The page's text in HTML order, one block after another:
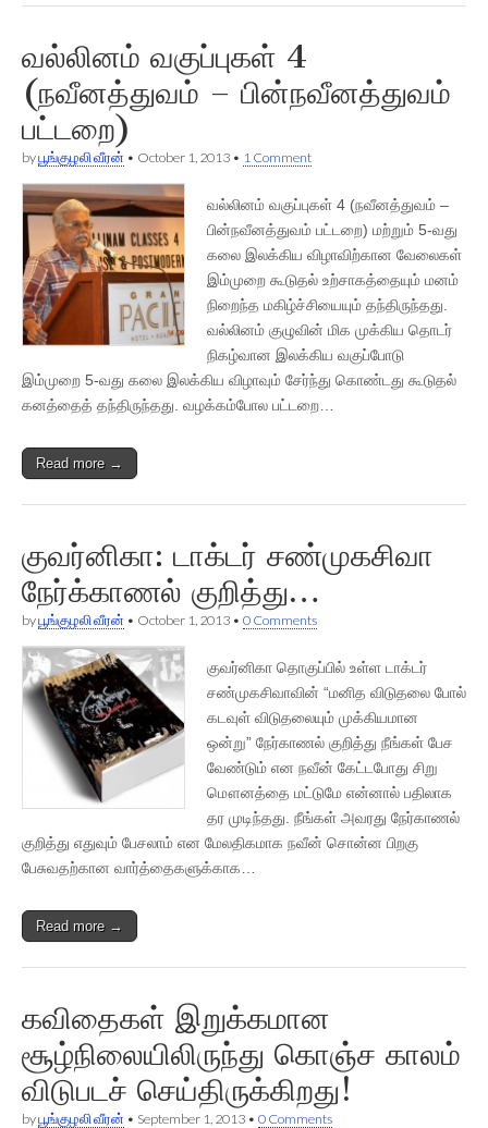
வல்லினம் வகுப்புகள் 4
(நவீனத்துவம் – பின்நவீனத்துவம்
பட்டறை)
byபூங்குழலி வீரன் • October 1, 2013 • 1 Comment
வல்லினம் வகுப்புகள் 4 (நவீனத்துவம் –
பின்நவீனத்துவம் பட்டறை) மற்றும் 5-வது
கலை இலக்கிய விழாவிற்கான வேலைகள்
இம்முறை கூடுதல் உற்சாகத்தையும் மனம்
நிறைந்த மகிழ்ச்சியையும் தந்திருந்தது.
வல்லினம் குழுவின் மிக முக்கிய தொடர்
நிகழ்வான இலக்கிய வகுப்போடு
இம்முறை 5-வது கலை இலக்கிய விழாவும் சேர்ந்து கொண்டது கூடுதல்
கனத்தைத் தந்திருந்தது. வழக்கம்போல பட்டறை…
Read more →
குவர்னிகா: டாக்டர் சண்முகசிவா
நேர்க்காணல் குறித்து…
byபூங்குழலி வீரன் • October 1, 2013 • 0 Comments
குவர்னிகா தொகுப்பில் உள்ள டாக்டர்
சண்முகசிவாவின் “மனித விடுதலை போல்
கடவுள் விடுதலையும் முக்கியமான
ஒன்று” நேர்காணல் குறித்து நீங்கள் பேச
வேண்டும் என நவீன் கேட்டபோது சிறு
மௌனத்தை மட்டுமே என்னால் பதிலாக
தர முடிந்தது. நீங்கள் அவரது நேர்காணல்
குறித்து எதுவும் பேசலாம் என மேலதிகமாக நவீன் சொன்ன பிறகு
பேசுவதற்கான வார்த்தைகளுக்காக…
Read more →
கவிதைகள் இறுக்கமான
சூழ்நிலையிலிருந்து கொஞ்ச காலம்
விடுபடச் செய்திருக்கிறது!
byபூங்குழலி வீரன் • September 1, 2013 • 0 Comments